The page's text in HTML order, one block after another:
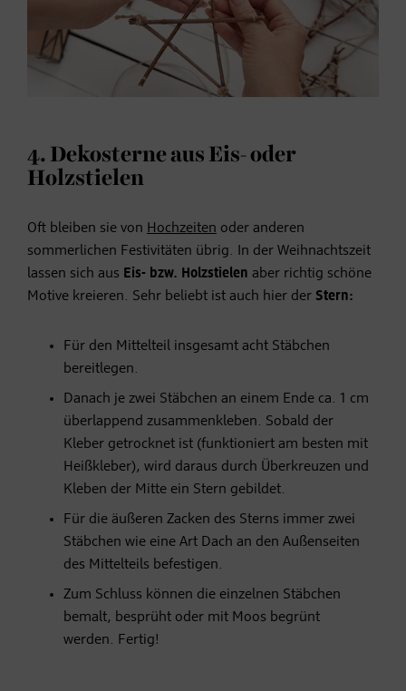
4. Dekosterne aus Eis- oder
Holzstielen
Oft bleiben sie von Hochzeiten oder anderen
sommerlichen Festivitäten übrig. In der Weihnachtszeit
lassen sich aus Eis- bzw. Holzstielen aber richtig schöne
Motive kreieren. Sehr beliebt ist auch hier der Stern:
Für den Mittelteil insgesamt acht Stäbchen
bereitlegen.
Danach je zwei Stäbchen an einem Ende ca. 1 cm
überlappend zusammenkleben. Sobald der
Kleber getrocknet ist (funktioniert am besten mit
Heißkleber), wird daraus durch Überkreuzen und
Kleben der Mitte ein Stern gebildet.
Für die äußeren Zacken des Sterns immer zwei
Stäbchen wie eine Art Dach an den Außenseiten
des Mittelteils befestigen.
Zum Schluss können die einzelnen Stäbchen
bemalt, besprüht oder mit Moos begrünt
werden. Fertig!